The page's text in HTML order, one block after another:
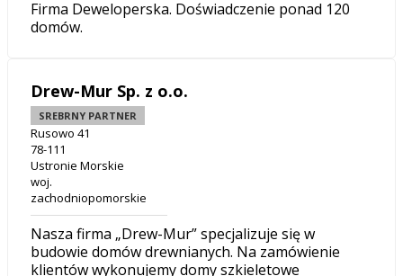
Firma Deweloperska. Doświadczenie ponad 120
domów.
Drew-Mur Sp. z o.o.
SREBRNY PARTNER
Rusowo 41
78-111
Ustronie Morskie
woj.
zachodniopomorskie
Nasza firma „Drew-Mur” specjalizuje się w
budowie domów drewnianych. Na zamówienie
klientów wykonujemy domy szkieletowe